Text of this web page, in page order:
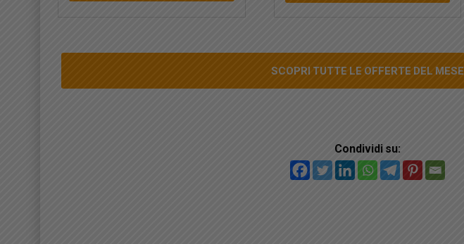
SCOPRI TUTTE LE OFFERTE DEL MESE
Condividi su: